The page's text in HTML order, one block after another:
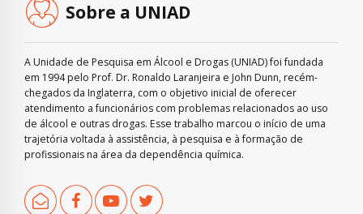
Sobre a UNIAD
A Unidade de Pesquisa em Álcool e Drogas (UNIAD) foi fundada
em 1994 pelo Prof. Dr. Ronaldo Laranjeira e John Dunn, recém-
chegados da Inglaterra, com o objetivo inicial de oferecer
atendimento a funcionários com problemas relacionados ao uso
de álcool e outras drogas. Esse trabalho marcou o início de uma
trajetória voltada à assistência, à pesquisa e à formação de
profissionais na área da dependência química.